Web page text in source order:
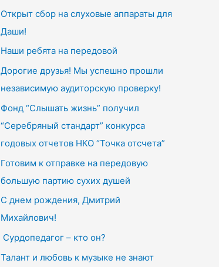
Открыт сбор на слуховые аппараты для
Даши!
Наши ребята на передовой
Дорогие друзья! Мы успешно прошли
независимую аудиторскую проверку!
Фонд “Слышать жизнь” получил
“Серебряный стандарт” конкурса
годовых отчетов НКО “Точка отсчета”
Готовим к отправке на передовую
большую партию сухих душей
С днем рождения, Дмитрий
Михайлович!
Сурдопедагог – кто он?
Талант и любовь к музыке не знают